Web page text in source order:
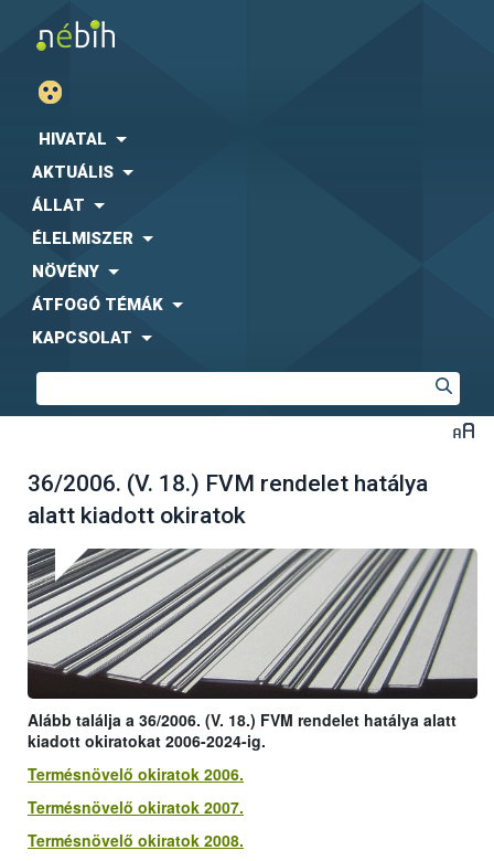
HIVATAL
AKTUÁLIS
ÁLLAT
ÉLELMISZER
NÖVÉNY
ÁTFOGÓ TÉMÁK
KAPCSOLAT
36/2006. (V. 18.) FVM rendelet hatálya
alatt kiadott okiratok
Alább találja a 36/2006. (V. 18.) FVM rendelet hatálya alatt
kiadott okiratokat 2006-2024-ig.
Termésnövelő okiratok 2006.
Termésnövelő okiratok 2007.
Termésnövelő okiratok 2008.